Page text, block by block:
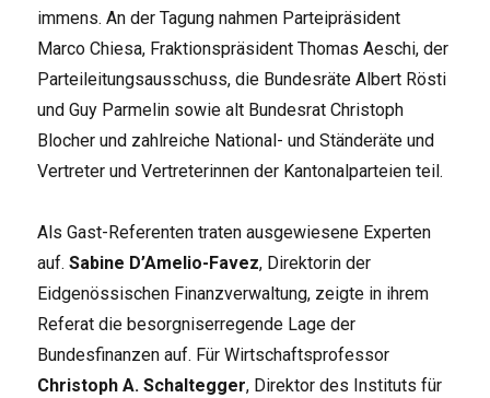
immens. An der Tagung nahmen Parteipräsident
Marco Chiesa, Fraktionspräsident Thomas Aeschi, der
Parteileitungsausschuss, die Bundesräte Albert Rösti
und Guy Parmelin sowie alt Bundesrat Christoph
Blocher und zahlreiche National- und Ständeräte und
Vertreter und Vertreterinnen der Kantonalparteien teil.
Als Gast-Referenten traten ausgewiesene Experten
auf.Sabine D’Amelio-Favez, Direktorin der
Eidgenössischen Finanzverwaltung, zeigte in ihrem
Referat die besorgniserregende Lage der
Bundesfinanzen auf. Für Wirtschaftsprofessor
Christoph A. Schaltegger, Direktor des Instituts für